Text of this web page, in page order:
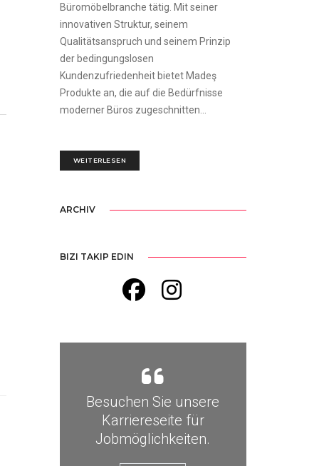
Büromöbelbranche tätig. Mit seiner
innovativen Struktur, seinem
Qualitätsanspruch und seinem Prinzip
der bedingungslosen
Kundenzufriedenheit bietet Madeş
Produkte an, die auf die Bedürfnisse
moderner Büros zugeschnitten...
WEITERLESEN
ARCHIV
BIZI TAKIP EDIN
Besuchen Sie unsere
Karriereseite für
Jobmöglichkeiten.